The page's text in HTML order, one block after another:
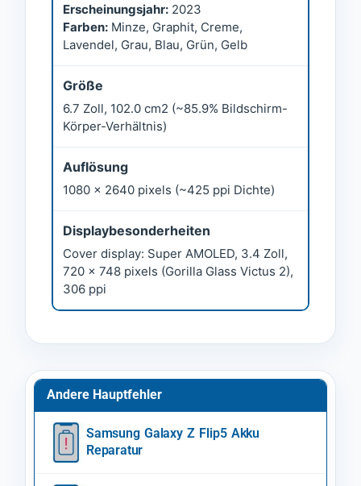
Erscheinungsjahr: 2023
Farben: Minze, Graphit, Creme,
Lavendel, Grau, Blau, Grün, Gelb
Größe
6.7 Zoll, 102.0 cm2 (~85.9% Bildschirm-
Körper-Verhältnis)
Auflösung
1080 x 2640 pixels (~425 ppi Dichte)
Displaybesonderheiten
Cover display: Super AMOLED, 3.4 Zoll,
720 x 748 pixels (Gorilla Glass Victus 2),
306 ppi
Andere Hauptfehler
Samsung Galaxy Z Flip5 Akku
Reparatur